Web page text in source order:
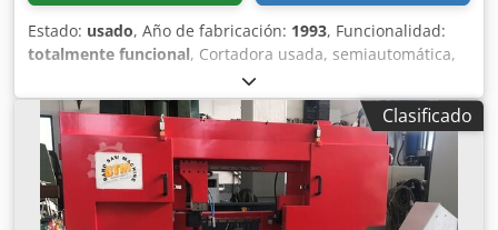
Estado: usado, Año de fabricación: 1993, Funcionalidad:
totalmente funcional, Cortadora usada, semiautomática,
con movimiento vertical descendente, corte a 60° derecha-
izquierda, dimensiones de 1000x600, color blanco, modelo
BTM 100.60 derecha-izquierda. Corte a 60° derecha-
izquierda, dimensiones de 1000x600, precio de venta
según estado, necesita revisión. Posibilidad de realizar
una revisión completa para dejarla como nueva.
Crsdpozhunvjfx Ap Ief
Clasificado